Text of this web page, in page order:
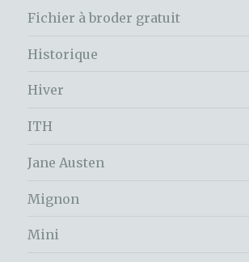
Fichier à broder gratuit
Historique
Hiver
ITH
Jane Austen
Mignon
Mini